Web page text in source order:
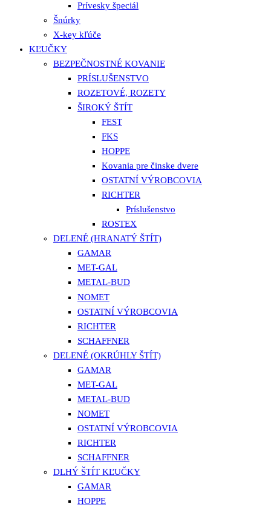
Prívesky špeciál
Šnúrky
X-key kľúče
KĽUČKY
BEZPEČNOSTNÉ KOVANIE
PRÍSLUŠENSTVO
ROZETOVÉ, ROZETY
ŠIROKÝ ŠTÍT
FEST
FKS
HOPPE
Kovania pre činske dvere
OSTATNÍ VÝROBCOVIA
RICHTER
Príslušenstvo
ROSTEX
DELENÉ (HRANATÝ ŠTÍT)
GAMAR
MET-GAL
METAL-BUD
NOMET
OSTATNÍ VÝROBCOVIA
RICHTER
SCHAFFNER
DELENÉ (OKRÚHLY ŠTÍT)
GAMAR
MET-GAL
METAL-BUD
NOMET
OSTATNÍ VÝROBCOVIA
RICHTER
SCHAFFNER
DLHÝ ŠTÍT KĽUČKY
GAMAR
HOPPE